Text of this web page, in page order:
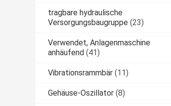
tragbare hydraulische
Versorgungsbaugruppe (23)
Verwendet, Anlagenmaschine
anhäufend (41)
Vibrationsrammbär (11)
Gehäuse-Oszillator (8)